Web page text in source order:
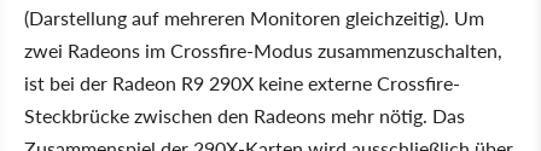
(Darstellung auf mehreren Monitoren gleichzeitig). Um
zwei Radeons im Crossfire-Modus zusammenzuschalten,
ist bei der Radeon R9 290X keine externe Crossfire-
Steckbrücke zwischen den Radeons mehr nötig. Das